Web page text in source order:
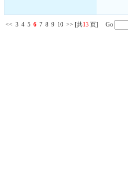
<< 3 4 5 6 7 8 9 10 >> [共13 页] Go